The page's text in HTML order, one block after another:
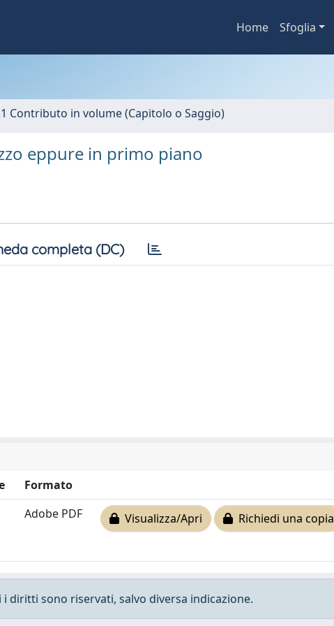
Home Sfoglia
Contributo in volume (Capitolo o Saggio)
eppure in primo piano
completa (DC)
Formato
Adobe PDF Visualizza/Apri Richiedi una copia
sono riservati, salvo diversa indicazione.